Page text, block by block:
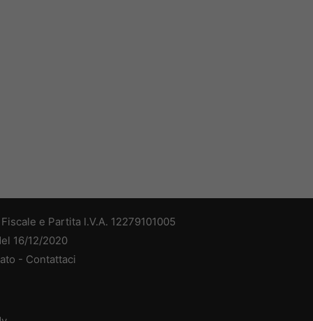
e Partita I.V.A. 12279101005
16/12/2020
- Contattaci